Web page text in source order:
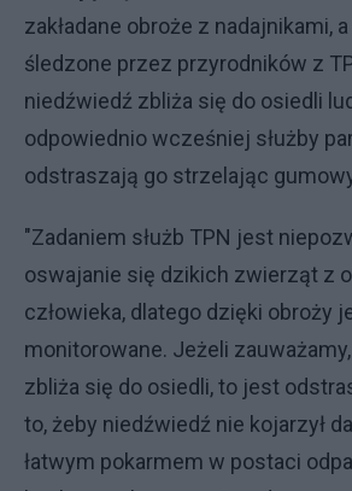
zakładane obroże z nadajnikami,
śledzone przez przyrodników z
niedźwiedź zbliża się do osiedli
odpowiednio wcześniej służby
odstraszają go strzelając
"Zadaniem służb TPN jest
oswajanie się dzikich zwierząt z
człowieka, dlatego dzięki obroży
monitorowane. Jeżeli
zbliża się do osiedli, to jest
to, żeby niedźwiedź nie kojarzył
łatwym pokarmem w postaci